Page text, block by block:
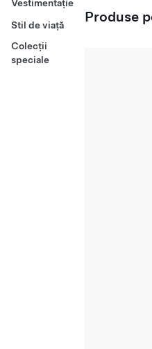
Vestimentație
Stil de viață
Colecții
speciale
Produse